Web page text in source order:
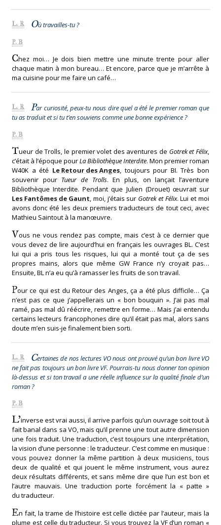
L. R Où travailles-tu ?
P. B
Chez moi… Je dois bien mettre une minute trente pour aller
chaque matin à mon bureau… Et encore, parce que je m’arrête à
ma cuisine pour me faire un café…
L. R Par curiosité, peux-tu nous dire quel a été le premier roman que
tu as traduit et si tu t’en souviens comme une bonne expérience ?
P. B
Tueur de Trolls, le premier volet des aventures de Gotrek et Félix,
c’était à l’époque pourLa Bibliothèque Interdite. Mon premier roman
W40K a été Le Retour des Anges, toujours pour BI. Très bon
souvenir pour Tueur de Trolls. En plus, on lançait l’aventure
Bibliothèque Interdite. Pendant que Julien (Drouet) œuvrait sur
Les Fantômes de Gaunt , moi, j’étais sur Gotrek et Félix. Lui et moi
avons donc été les deux premiers traducteurs de tout ceci, avec
Mathieu Saintout à la manœuvre.
Vous ne vous rendez pas compte, mais c’est à ce dernier que
vous devez de lire aujourd’hui en français les ouvrages BL. C’est
lui qui a pris tous les risques, lui qui a monté tout ça de ses
propres mains, alors que même GW France n’y croyait pas…
Ensuite, BL n’a eu qu’à ramasser les fruits de son travail.
Pour ce qui est du Retour des Anges, ça a été plus difficile… Ça
n’est pas ce que j’appellerais un « bon bouquin ». J’ai pas mal
ramé, pas mal dû réécrire, remettre en forme… Mais j’ai entendu
certains lecteurs francophones dire qu’il était pas mal, alors sans
doute m’en suis-je finalement bien sorti.
L. R Certaines de nos lectures VO nous ont prouvé qu’un bon livre VO
ne fait pas toujours un bon livre VF. Pourrais-tu nous donner ton opinion
là-dessus et si ton travail a une réelle influence sur la qualité finale d’un
roman ?
P. B
L’inverse est vrai aussi, il arrive parfois qu’un ouvrage soit tout à
fait banal dans sa VO, mais qu’il prenne une tout autre dimension
une fois traduit. Une traduction, c’est toujours une interprétation,
la vision d’une personne : le traducteur. C’est comme en musique :
vous pouvez donner la même partition à deux musiciens, tous
deux de qualité et qui jouent le même instrument, vous aurez
deux résultats différents, et sans même dire que l’un est bon et
l’autre mauvais. Une traduction porte forcément la « patte »
du traducteur.
En fait, la trame de l’histoire est celle dictée par l’auteur, mais la
plume est celle du traducteur. Si vous trouvez la VF d’un roman «